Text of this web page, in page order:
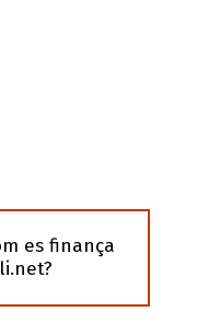
es finança